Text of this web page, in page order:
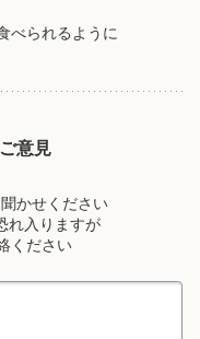
べられるように
意見
かせください
れ入りますが
ください